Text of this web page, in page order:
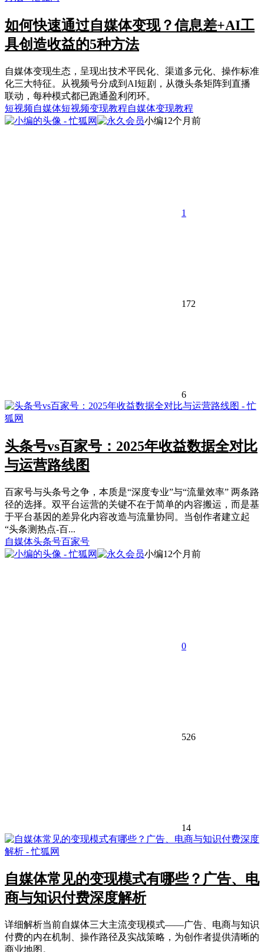
如何快速通过自媒体变现？信息差+AI工
具创造收益的5种方法
自媒体变现生态，呈现出技术平民化、渠道多元化、操作标准
化三大特征。从视频号分成到AI短剧，从微头条矩阵到直播
联动，每种模式都已跑通盈利闭环。
短视频自媒体短视频变现教程自媒体变现教程
小编12个月前
1
172
6
头条号vs百家号：2025年收益数据全对比
与运营路线图
百家号与头条号之争，本质是“深度专业”与“流量效率” 两条路
径的选择。双平台运营的关键不在于简单的内容搬运，而是基
于平台基因的差异化内容改造与流量协同。当创作者建立起
“头条测热点-百...
自媒体头条号百家号
小编12个月前
0
526
14
自媒体常见的变现模式有哪些？广告、电
商与知识付费深度解析
详细解析当前自媒体三大主流变现模式——广告、电商与知识
付费的内在机制、操作路径及实战策略，为创作者提供清晰的
商业地图。